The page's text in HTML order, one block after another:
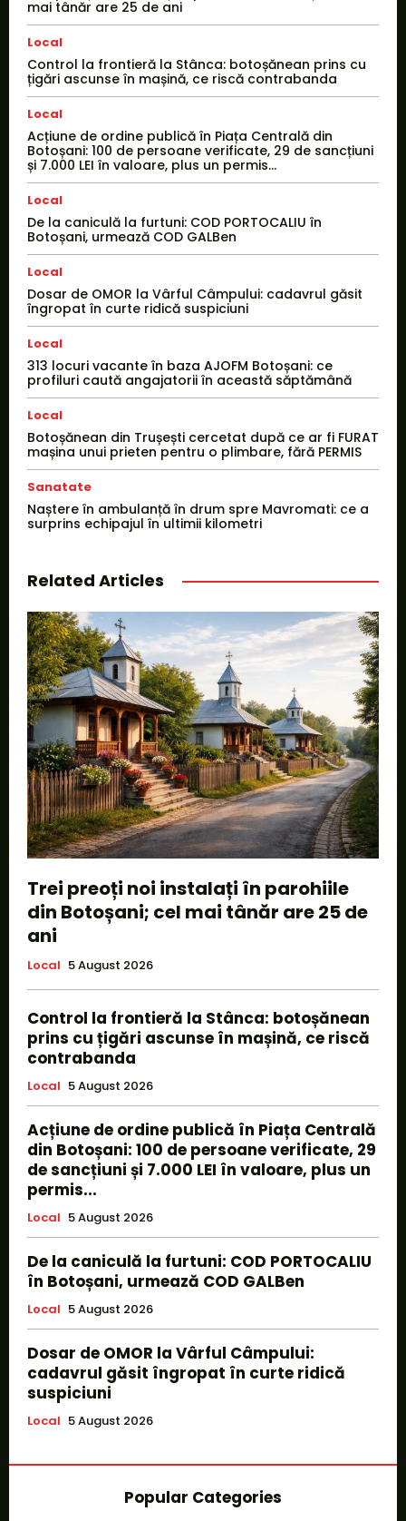
mai tânăr are 25 de ani
Local
Control la frontieră la Stânca: botoșănean prins cu
țigări ascunse în mașină, ce riscă contrabanda
Local
Acțiune de ordine publică în Piața Centrală din
Botoșani: 100 de persoane verificate, 29 de sancțiuni
și 7.000 LEI în valoare, plus un permis...
Local
De la caniculă la furtuni: COD PORTOCALIU în
Botoșani, urmează COD GALBen
Local
Dosar de OMOR la Vârful Câmpului: cadavrul găsit
îngropat în curte ridică suspiciuni
Local
313 locuri vacante în baza AJOFM Botoșani: ce
profiluri caută angajatorii în această săptămână
Local
Botoșănean din Trușești cercetat după ce ar fi FURAT
mașina unui prieten pentru o plimbare, fără PERMIS
Sanatate
Naștere în ambulanță în drum spre Mavromati: ce a
surprins echipajul în ultimii kilometri
Related Articles
Trei preoți noi instalați în parohiile
din Botoșani; cel mai tânăr are 25 de
ani
Local 5 August 2026
Control la frontieră la Stânca: botoșănean
prins cu țigări ascunse în mașină, ce riscă
contrabanda
Local 5 August 2026
Acțiune de ordine publică în Piața Centrală
din Botoșani: 100 de persoane verificate, 29
de sancțiuni și 7.000 LEI în valoare, plus un
permis...
Local 5 August 2026
De la caniculă la furtuni: COD PORTOCALIU
în Botoșani, urmează COD GALBen
Local 5 August 2026
Dosar de OMOR la Vârful Câmpului:
cadavrul găsit îngropat în curte ridică
suspiciuni
Local 5 August 2026
Popular Categories